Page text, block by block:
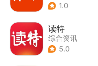
1.0
读特
综合资讯
5.0